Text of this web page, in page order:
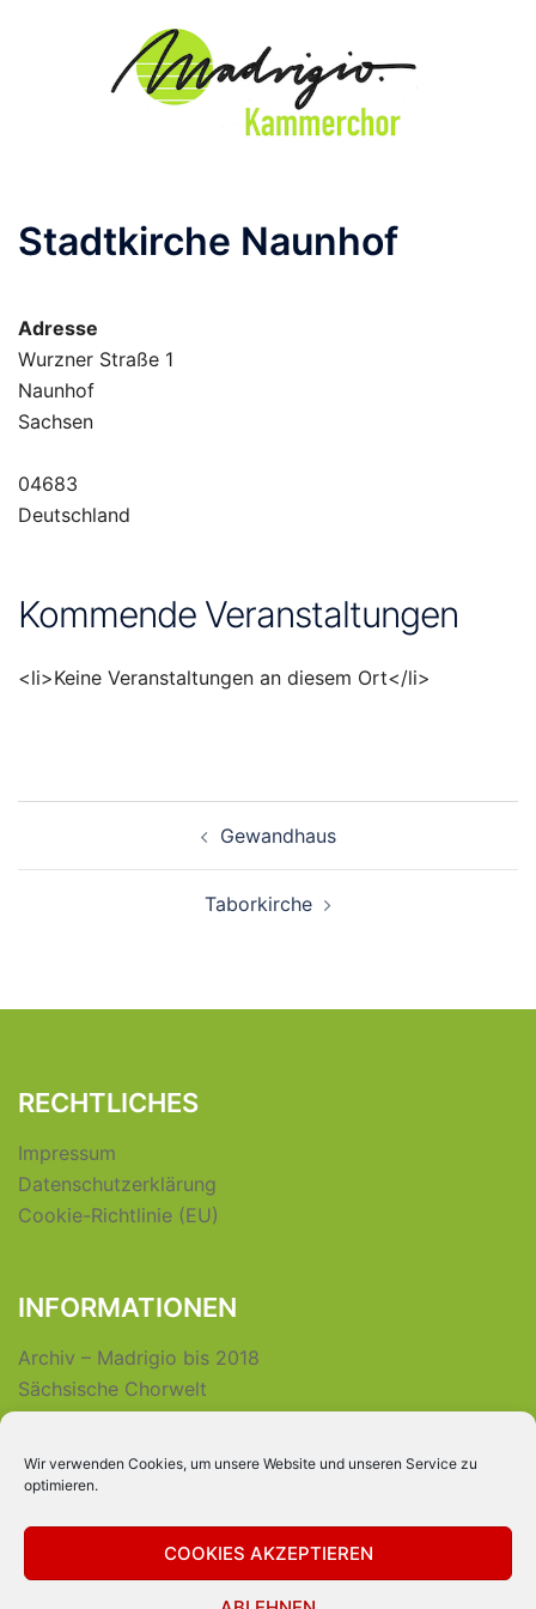
Wir verwenden Cookies, um unsere Website und unseren Service zu
optimieren.
COOKIES AKZEPTIEREN
Stadtkirche Naunhof
Adresse
Wurzner Straße 1
Naunhof
Sachsen
04683
Deutschland
Kommende Veranstaltungen
<li>Keine Veranstaltungen an diesem Ort</li>
Beitragsnavigation
Gewandhaus
Taborkirche
RECHTLICHES
Impressum
Datenschutzerklärung
Cookie-Richtlinie (EU)
INFORMATIONEN
Archiv – Madrigio bis 2018
Sächsische Chorwelt
INTERNER BEREICH
Login für Vereinsmitglieder